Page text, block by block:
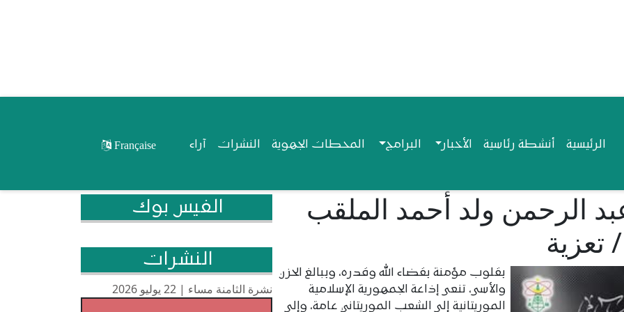
Navigationالرئيسية أنشطة رئاسية الأخبار البرامج المحطات الجهوية النشرات آراء Française
الرحمن ولد أحمد الملقب
تعزية
بقلوب مؤمنة بقضاء الله وقدره، وببالغ الحزن
والأسى، تنعى إذاعة الجمهورية الإسلامية
الموريتانية إلى الشعب الموريتاني عامة، وإلى
الفيس بوك
النشرات
نشرة الثامنة مساء | 22 يوليو 2026